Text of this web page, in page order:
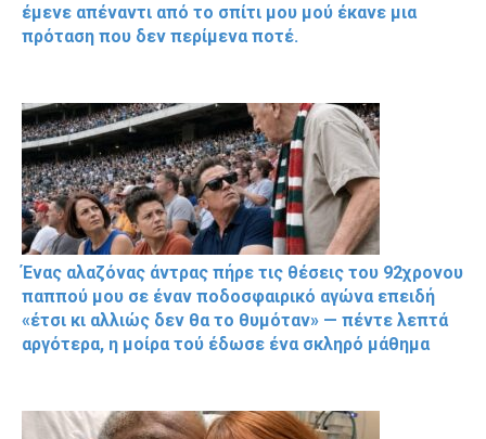
έμενε απέναντι από το σπίτι μου μού έκανε μια
πρόταση που δεν περίμενα ποτέ.
Ένας αλαζόνας άντρας πήρε τις θέσεις του 92χρονου
παππού μου σε έναν ποδοσφαιρικό αγώνα επειδή
«έτσι κι αλλιώς δεν θα το θυμόταν» — πέντε λεπτά
αργότερα, η μοίρα τού έδωσε ένα σκληρό μάθημα